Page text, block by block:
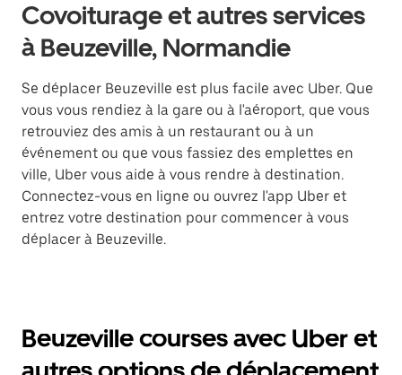
Covoiturage et autres services
à Beuzeville, Normandie
Se déplacer Beuzeville est plus facile avec Uber. Que
vous vous rendiez à la gare ou à l'aéroport, que vous
retrouviez des amis à un restaurant ou à un
événement ou que vous fassiez des emplettes en
ville, Uber vous aide à vous rendre à destination.
Connectez-vous en ligne ou ouvrez l'app Uber et
entrez votre destination pour commencer à vous
déplacer à Beuzeville.
Beuzeville courses avec Uber et